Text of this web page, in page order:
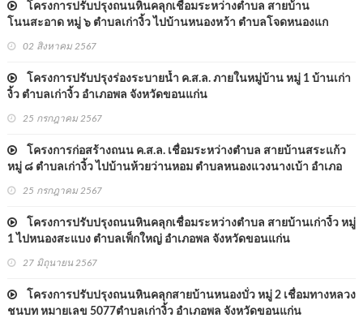
โครงการปรับปรุงถนนหินคลุกเชื่อมระหว่างตำบล สายบ้าน
โนนสะอาด หมู่ ๖ ตำบลเก่างิ้ว ไปบ้านหนองหว้า ตำบลโจดหนองแก
อำเภอพล จังหวัดขอนแก่น
02 สิงหาคม 2567
โครงการปรับปรุงร่องระบายน้ำ ค.ส.ล. ภายในหมู่บ้าน หมู่ 1 บ้านเก่า
งิ้ว ตำบลเก่างิ้ว อำเภอพล จังหวัดขอนแก่น
25 กรกฎาคม 2567
โครงการก่อสร้างถนน ค.ส.ล. เชื่อมระหว่างตำบล สายบ้านสระแก้ว
หมู่ ๘ ตำบลเก่างิ้ว ไปบ้านห้วยว่านหอม ตำบลหนองแวงนางเบ้า อำเภอ
25 กรกฎาคม 2567
โครงการปรับปรุงถนนหินคลุกเชื่อมระหว่างตำบล สายบ้านเก่างิ้ว หมู่
1 ไปหนองสะแบง ตำบลเพ็กใหญ่ อำเภอพล จังหวัดขอนแก่น
27 มิถุนายน 2567
โครงการปรับปรุงถนนหินคลุกสายบ้านหนองบั่ว หมู่ 2 เชื่อมทางหลวง
ชนบท หมายเลข 5077ตำบลเก่างิ้ว อำเภอพล จังหวัดขอนแก่น